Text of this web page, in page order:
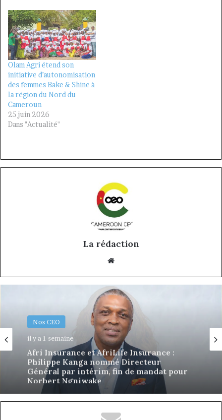
Olam Agri étend son
initiative d’autonomisation
des femmes Bake & Shine à
la région du Nord du
Cameroun
25 juin 2026
Dans "Actualité"
La rédaction
Nos CEO
18 juin 2026
Eva Mballa, la journaliste-entrepreneure
qui veut donner aux médias africains une
nouvelle saison